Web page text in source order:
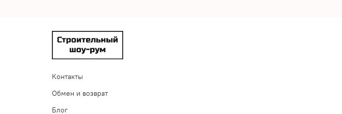
Контакты
Обмен и возврат
Блог